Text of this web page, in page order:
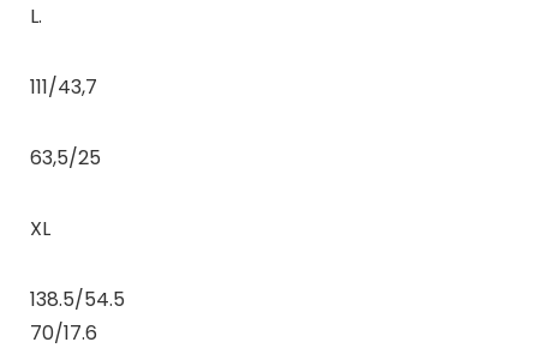
L.
111/43,7
63,5/25
XL
138.5/54.5
70/17.6